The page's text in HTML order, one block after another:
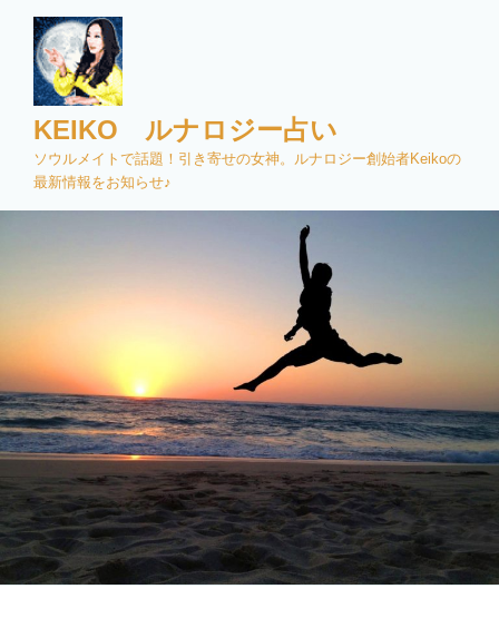
KEIKO ルナロジー占い
ソウルメイトで話題！引き寄せの女神。ルナロジー創始者Keikoの
最新情報をお知らせ♪